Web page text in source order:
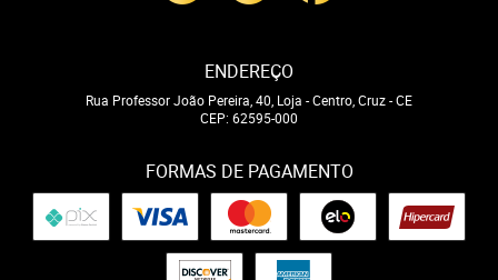
ENDEREÇO
Rua Professor João Pereira, 40, Loja -Centro, Cruz-CE
CEP: 62595-000
FORMAS DE PAGAMENTO